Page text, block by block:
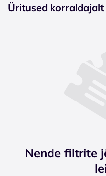
Üritused korraldajalt
Nende filtrite